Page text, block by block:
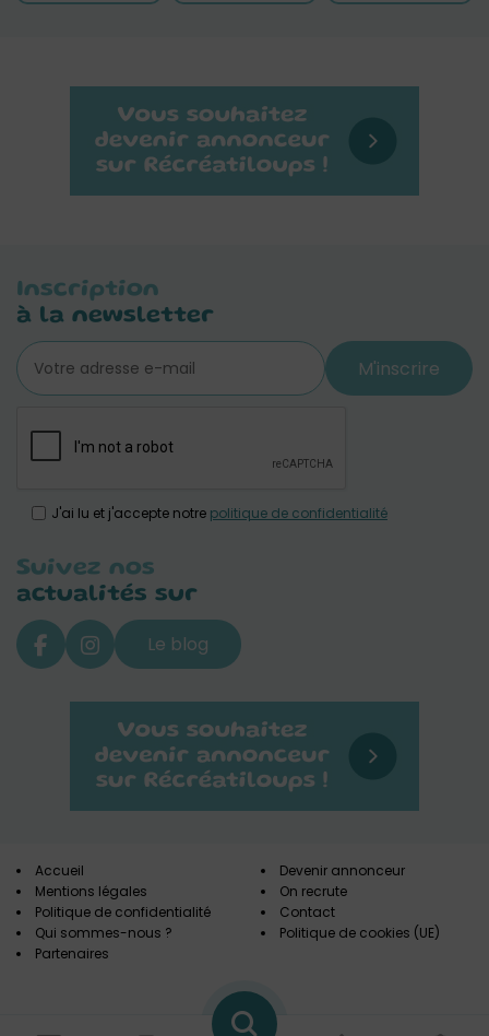
Inscription
à la newsletter
M'inscrire
J'ai lu et j'accepte notre politique de confidentialité
Suivez nos
actualités sur
Le blog
Accueil
Mentions légales
Politique de confidentialité
Qui sommes-nous ?
Partenaires
Devenir annonceur
On recrute
Contact
Politique de cookies (UE)